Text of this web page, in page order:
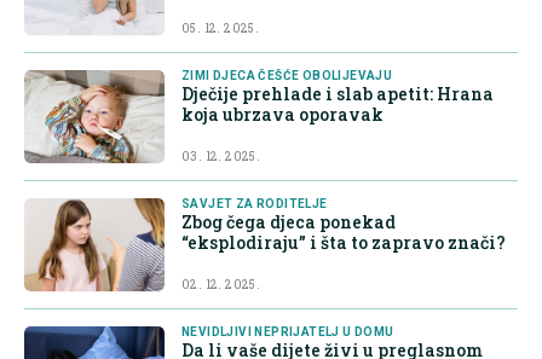
05. 12. 2025.
ZIMI DJECA ČEŠĆE OBOLIJEVAJU
Dječije prehlade i slab apetit: Hrana
koja ubrzava oporavak
03. 12. 2025.
SAVJET ZA RODITELJE
Zbog čega djeca ponekad
“eksplodiraju” i šta to zapravo znači?
02. 12. 2025.
NEVIDLJIVI NEPRIJATELJ U DOMU
Da li vaše dijete živi u preglasnom